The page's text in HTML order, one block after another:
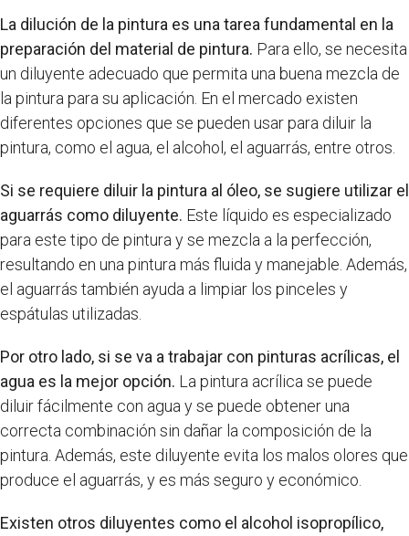
La dilución de la pintura es una tarea fundamental en la
preparación del material de pintura. Para ello, se necesita
un diluyente adecuado que permita una buena mezcla de
la pintura para su aplicación. En el mercado existen
diferentes opciones que se pueden usar para diluir la
pintura, como el agua, el alcohol, el aguarrás, entre otros.
Si se requiere diluir la pintura al óleo, se sugiere utilizar el
aguarrás como diluyente. Este líquido es especializado
para este tipo de pintura y se mezcla a la perfección,
resultando en una pintura más fluida y manejable. Además,
el aguarrás también ayuda a limpiar los pinceles y
espátulas utilizadas.
Por otro lado, si se va a trabajar con pinturas acrílicas, el
agua es la mejor opción. La pintura acrílica se puede
diluir fácilmente con agua y se puede obtener una
correcta combinación sin dañar la composición de la
pintura. Además, este diluyente evita los malos olores que
produce el aguarrás, y es más seguro y económico.
Existen otros diluyentes como el alcohol isopropílico,